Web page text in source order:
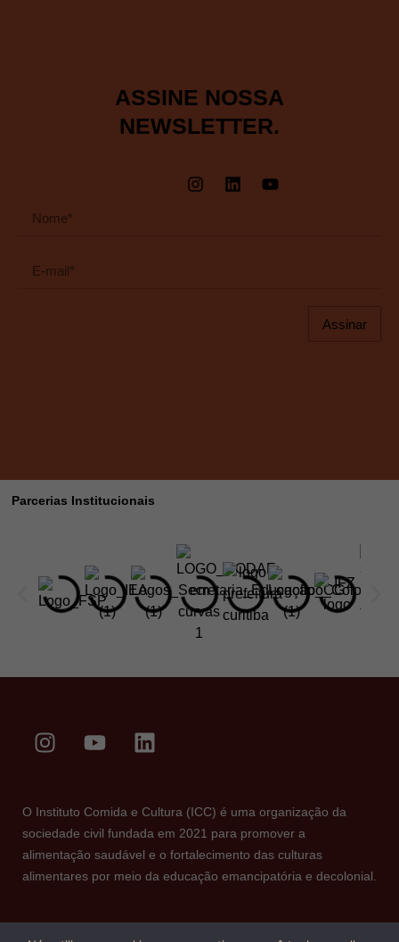
ASSINE NOSSA
NEWSLETTER.
Assinar
Parcerias Institucionais
O Instituto Comida e Cultura (ICC) é uma organização da
sociedade civil fundada em 2021 para promover a
alimentação saudável e o fortalecimento das culturas
alimentares por meio da educação emancipatória e decolonial.